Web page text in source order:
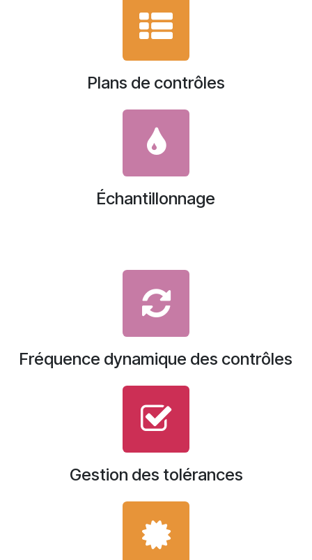
Plans de contrôles
Échantillonnage
Fréquence dynamique des contrôles
Gestion des tolérances